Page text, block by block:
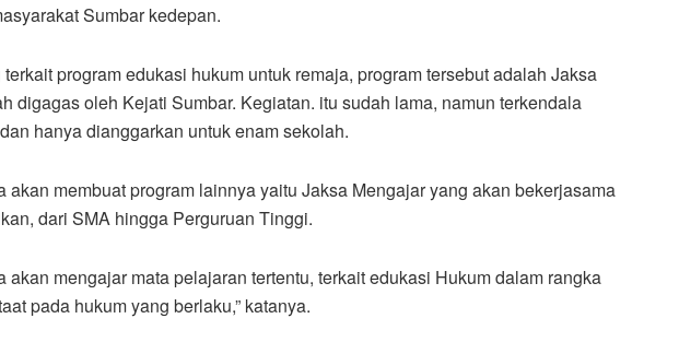
Sumbar kedepan.
program edukasi hukum untuk remaja, program tersebut adalah Jaksa
digagas oleh Kejati Sumbar. Kegiatan. itu sudah lama, namun terkendala
hanya dianggarkan untuk enam sekolah.
akan membuat program lainnya yaitu Jaksa Mengajar yang akan bekerjasama
dari SMA hingga Perguruan Tinggi.
akan mengajar mata pelajaran tertentu, terkait edukasi Hukum dalam rangka
pada hukum yang berlaku,” katanya.